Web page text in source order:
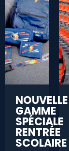
NOUVELLE
GAMME
SPÉCIALE
RENTRÉE
SCOLAIRE